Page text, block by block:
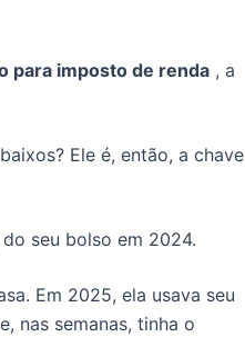
para imposto de renda , a
Ele é, então, a chave
seu bolso em 2024.
Em 2025, ela usava seu
nas semanas, tinha o